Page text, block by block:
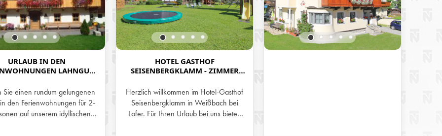
URLAUB IN DEN
LAHNGUT
Sie einen rundum gelungenen
den Ferienwohnungen für 2-
auf unserem idyllischen
HOTEL GASTHOF
SEISENBERGKLAMM - ZIMMER
HALBPENSION IN WEISSBACH BEI L
OFER
Herzlich willkommen im Hotel-Gasthof
Seisenbergklamm in Weißbach bei
Lofer. Für Ihren Urlaub bei uns bieten